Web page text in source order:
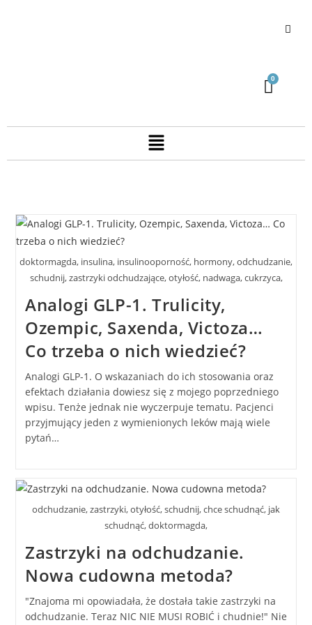
doktormagda, insulina, insulinooporność, hormony, odchudzanie,
schudnij, zastrzyki odchudzające, otyłość, nadwaga, cukrzyca,
Analogi GLP-1. Trulicity,
Ozempic, Saxenda, Victoza…
Co trzeba o nich wiedzieć?
Analogi GLP-1. O wskazaniach do ich stosowania oraz
efektach działania dowiesz się z mojego poprzedniego
wpisu. Tenże jednak nie wyczerpuje tematu. Pacjenci
przyjmujący jeden z wymienionych leków mają wiele
pytań…
odchudzanie, zastrzyki, otyłość, schudnij, chce schudnąć, jak
schudnąć, doktormagda,
Zastrzyki na odchudzanie.
Nowa cudowna metoda?
"Znajoma mi opowiadała, że dostała takie zastrzyki na
odchudzanie. Teraz NIC NIE MUSI ROBIĆ i chudnie!" Nie